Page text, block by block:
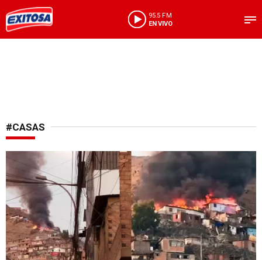
95.5 FM
EN VIVO
#CASAS
Fuego se expande